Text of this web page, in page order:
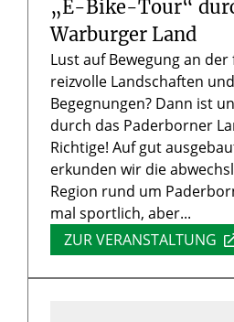
„E-Bike-Tour“
Warburger Land
Lust auf Bewegung an
reizvolle Landschaften
Begegnungen? Dann ist
durch das Paderborner
Richtige! Auf gut
erkunden wir die
Region rund um
mal sportlich, aber...
ZUR VERANSTALTUNG